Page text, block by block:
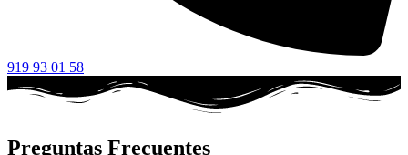
919 93 01 58
Preguntas Frecuentes